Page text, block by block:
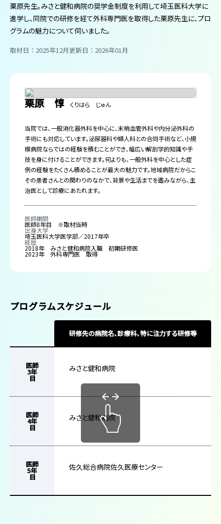
栗原先生。みさと健和病院の奨学金制度を利用して埼玉医科大学に
進学し、同院での研修を経て外科専門医を取得した栗原先生に、プロ
グラムの魅力について伺いました。
取材日：2025年12月更新日：2026年01月
栗原 惇 くりはら じゅん
当院では、一般消化器外科を中心に、末梢血管外科や内分泌外科の
手術にも対応しています。泌尿器科や婦人科との合同手術など、小規
模病院ならではの経験を積むことができ、幅広い解剖学的知識や手
技を身に付けることができます。何よりも、一般外科を中心とした症
例の経験をたくさん積めることが最大の魅力です。地域病院だからこ
その患者さんとの関わりのなかで、背景や生活までを鑑みながら、主
治医として診療にあたれます。
医師期間
医師8年目 ※取材当時
出身大学
埼玉医科大学医学部／2017年卒
経歴
2018年 みさと健和病院入職 初期研修医
2023年 外科専門医 取得
プログラムスケジュール
研修先の病院名、診療科、特に注力する研修等
医師
3年
目
みさと健和病院
医師
4年
目
みさと健和病院
医師
5年
目
佐久総合病院佐久医療センター